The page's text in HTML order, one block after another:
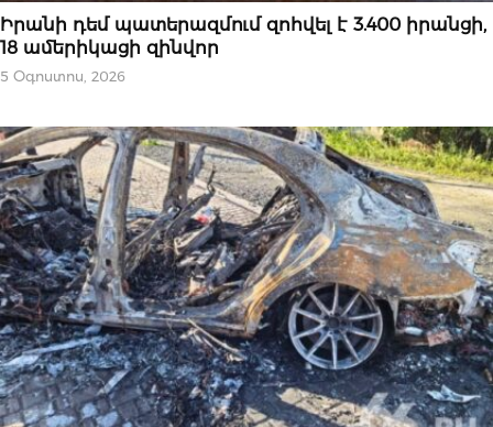
ՄԻՋԱԶԳԱՅԻՆ
Իրանի դեմ պատերազմում զոհվել է 3.400 իրանցի,
18 ամերիկացի զինվոր
5 Օգոստոս, 2026